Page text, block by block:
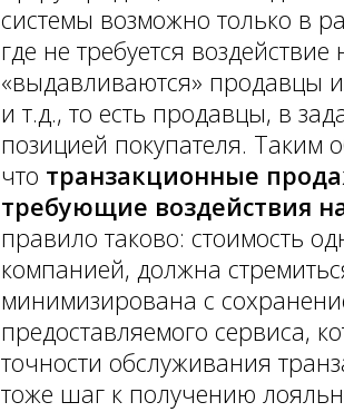
системы возможно только в
где не требуется
«выдавливаются» продавцы
и т.д., то есть продавцы, в
позицией покупателя. Таким
что транзакционные
требующие воздействия
правило таково: стоимость
компанией, должна
минимизирована с
предоставляемого сервиса,
точности обслуживания
тоже шаг к получению